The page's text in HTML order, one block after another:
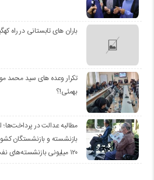
باران های تابستانی در راه
تکرار وعده های سید محمد
بهمئی!؟
۱۲۰ میلیونی بازنشسته‌های نفت